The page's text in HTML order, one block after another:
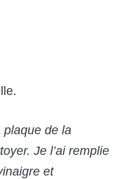
plaque de la
Je l’ai remplie
et